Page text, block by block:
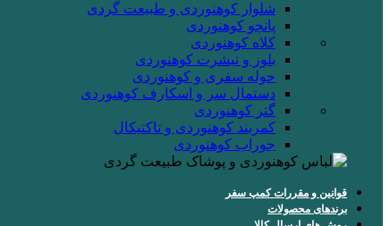
شلوار کوهنوردی و طبیعت گردی
پانچو کوهنوردی
کلاه کوهنوردی
بلوز و تیشرت کوهنوردی
حوله سفری و کوهنوردی
دستمال سر و اسکارف کوهنوردی
گتر کوهنوردی
کمربند کوهنوردی و تاکتیکال
جوراب کوهنوردی
قوانین و مقررات کمپ سفر
برندهای محصولات